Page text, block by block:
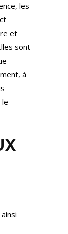
les
et
sont
à